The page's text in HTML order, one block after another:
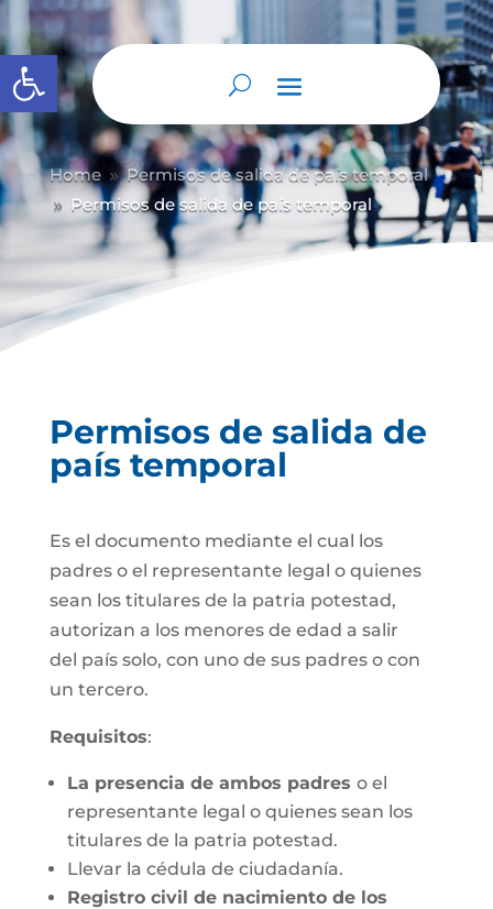
Abrir barra de herramientas
Home 9 Permisos de salida de país temporal
9 Permisos de salida de país temporal
Permisos de salida de
país temporal
Es el documento mediante el cual los
padres o el representante legal o quienes
sean los titulares de la patria potestad,
autorizan a los menores de edad a salir
del país solo, con uno de sus padres o con
un tercero.
Requisitos:
La presencia de ambos padres o el
representante legal o quienes sean los
titulares de la patria potestad.
Llevar la cédula de ciudadanía.
Registro civil de nacimiento de los